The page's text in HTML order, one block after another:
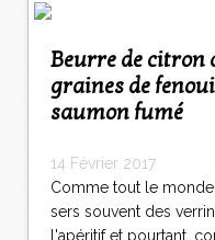
Beurre de citron au
graines de
saumon fumé
14 Février 2017
Comme tout le
sers souvent des
l'apéritif et pourtant,